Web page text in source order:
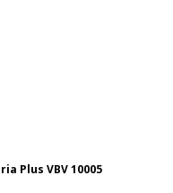
Plus VBV 10005